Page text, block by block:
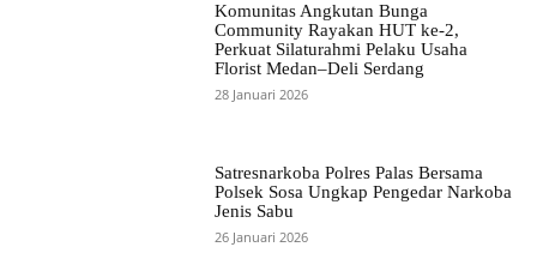
Komunitas Angkutan Bunga
Community Rayakan HUT ke-2,
Perkuat Silaturahmi Pelaku Usaha
Florist Medan–Deli Serdang
28 Januari 2026
Satresnarkoba Polres Palas Bersama
Polsek Sosa Ungkap Pengedar Narkoba
Jenis Sabu
26 Januari 2026